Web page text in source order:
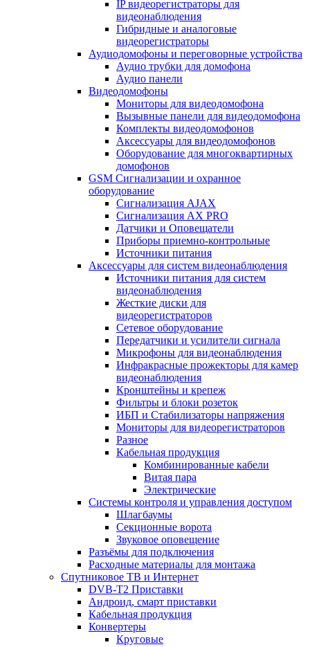
IP видеорегистраторы для
видеонаблюдения
Гибридные и аналоговые
видеорегистраторы
Аудиодомофоны и переговорные устройства
Аудио трубки для домофона
Аудио панели
Видеодомофоны
Мониторы для видеодомофона
Вызывные панели для видеодомофона
Комплекты видеодомофонов
Аксессуары для видеодомофонов
Оборудование для многоквартирных
домофонов
GSM Сигнализации и охранное
оборудование
Сигнализация AJAX
Сигнализация AX PRO
Датчики и Оповещатели
Приборы приемно-контрольные
Источники питания
Аксессуары для систем видеонаблюдения
Источники питания для систем
видеонаблюдения
Жесткие диски для
видеорегистраторов
Сетевое оборудование
Передатчики и усилители сигнала
Микрофоны для видеонаблюдения
Инфракрасные прожекторы для камер
видеонаблюдения
Кронштейны и крепеж
Фильтры и блоки розеток
ИБП и Стабилизаторы напряжения
Мониторы для видеорегистраторов
Разное
Кабельная продукция
Комбинированные кабели
Витая пара
Электрические
Системы контроля и управления доступом
Шлагбаумы
Секционные ворота
Звуковое оповещение
Разъёмы для подключения
Расходные материалы для монтажа
Спутниковое ТВ и Интернет
DVB-Т2 Приставки
Андроид, смарт приставки
Кабельная продукция
Конвертеры
Круговые